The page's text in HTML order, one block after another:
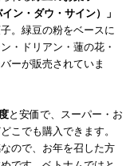
イン・ダウ・サイン）」
。緑豆の粉をベースに
・ドリアン・蓮の花・
ーが販売されていま
と安価で、スーパー・お
こでも購入できます。
ので、お年を召した方